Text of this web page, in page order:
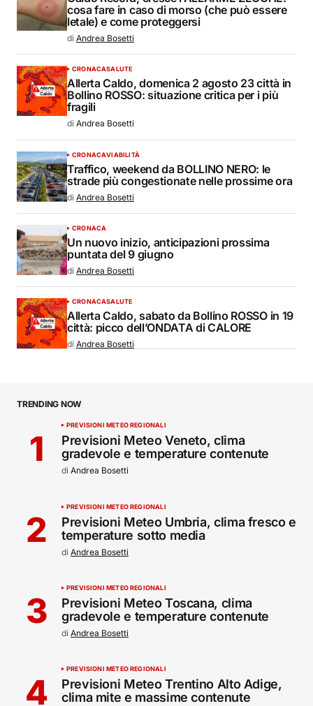
cosa fare in caso di morso (che può essere
letale) e come proteggersi
di Andrea Bosetti
CRONACASALUTE
Allerta Caldo, domenica 2 agosto 23 città in
Bollino ROSSO: situazione critica per i più
fragili
di Andrea Bosetti
CRONACAVIABILITÀ
Traffico, weekend da BOLLINO NERO: le
strade più congestionate nelle prossime ora
di Andrea Bosetti
CRONACA
Un nuovo inizio, anticipazioni prossima
puntata del 9 giugno
di Andrea Bosetti
CRONACASALUTE
Allerta Caldo, sabato da Bollino ROSSO in 19
città: picco dell’ONDATA di CALORE
di Andrea Bosetti
TRENDING NOW
PREVISIONI METEO REGIONALI
Previsioni Meteo Veneto, clima
gradevole e temperature contenute
di Andrea Bosetti
PREVISIONI METEO REGIONALI
Previsioni Meteo Umbria, clima fresco e
temperature sotto media
di Andrea Bosetti
PREVISIONI METEO REGIONALI
Previsioni Meteo Toscana, clima
gradevole e temperature contenute
di Andrea Bosetti
PREVISIONI METEO REGIONALI
Previsioni Meteo Trentino Alto Adige,
clima mite e massime contenute